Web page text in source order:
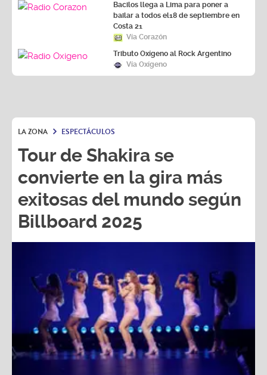
Bacilos llega a Lima para poner a
bailar a todos el18 de septiembre en
Costa 21
Vía Corazón
Tributo Oxígeno al Rock Argentino
Vía Oxígeno
LA ZONA ESPECTÁCULOS
Tour de Shakira se
convierte en la gira más
exitosas del mundo según
Billboard 2025